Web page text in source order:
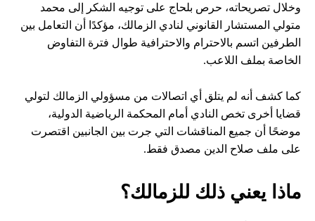
وخلال تصريحاته، حرص بلحاج على توجيه الشكر إلى محمد
متولي المستشار القانوني لنادي الزمالك، مؤكدًا أن التعامل بين
الطرفين اتسم بالاحترام والاحترافية طوال فترة التفاوض
الخاصة بملف اللاعب.
كما كشف أنه لم يتلق أي اتصالات من مسؤولي الزمالك لتولي
قضايا أخرى تخص النادي أمام المحكمة الرياضية الدولية،
موضحًا أن جميع المناقشات التي جرت بين الجانبين اقتصرت
على ملف صلاح الدين مصدق فقط.
ماذا يعني ذلك للزمالك؟